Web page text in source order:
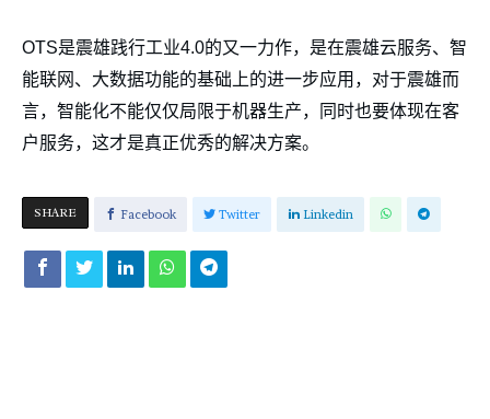
OTS是震雄践行工业4.0的又一力作，是在震雄云服务、智
能联网、大数据功能的基础上的进一步应用，对于震雄而
言，智能化不能仅仅局限于机器生产，同时也要体现在客
户服务，这才是真正优秀的解决方案。
SHARE Facebook Twitter Linkedin